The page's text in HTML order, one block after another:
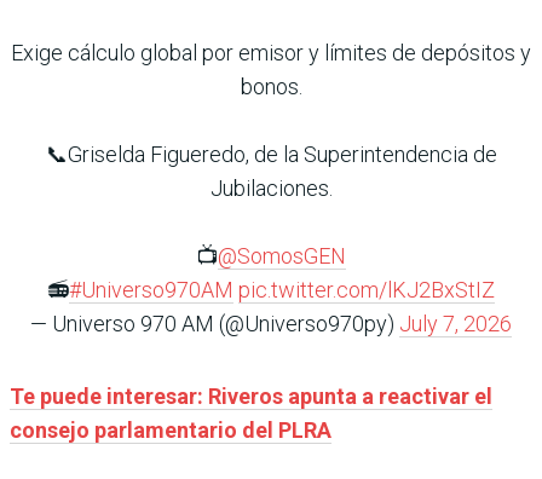
Exige cálculo global por emisor y límites de depósitos y
bonos.
📞Griselda Figueredo, de la Superintendencia de
Jubilaciones.
📺@SomosGEN
📻#Universo970AM pic.twitter.com/lKJ2BxStIZ
— Universo 970 AM (@Universo970py) July 7, 2026
Te puede interesar: Riveros apunta a reactivar el
consejo parlamentario del PLRA